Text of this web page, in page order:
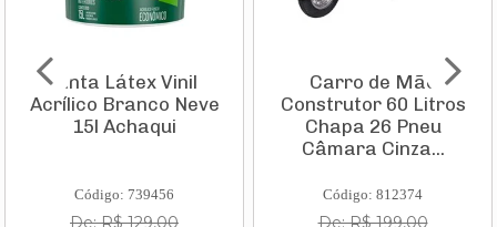
Tinta Látex Vinil
Acrílico Branco Neve
15l Achaqui
Código: 739456
De: R$ 129,00
Carro de Mão
Construtor 60 Litros
Chapa 26 Pneu
Câmara Cinza...
Código: 812374
De: R$ 199,00